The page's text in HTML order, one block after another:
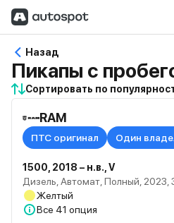
Назад
Пикапы с
Сортировать по
RAM
ПТС оригинал Один
1500, 2018 – н.в., V
Дизель, Автомат, Полный, 2023,
Желтый
Все 41 опция